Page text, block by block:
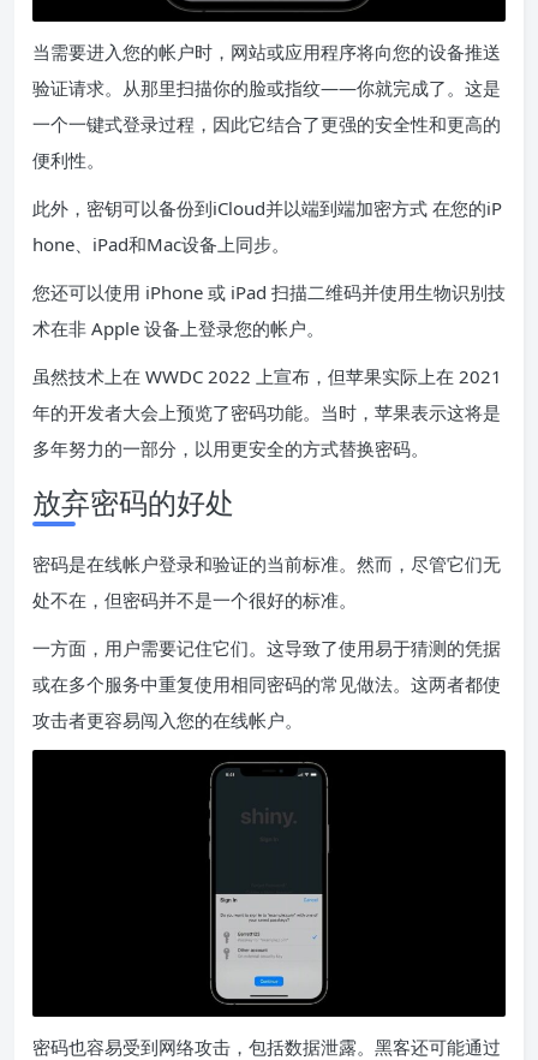
当需要进入您的帐户时，网站或应用程序将向您的设备推送
验证请求。从那里扫描你的脸或指纹——你就完成了。这是
一个一键式登录过程，因此它结合了更强的安全性和更高的
便利性。
此外，密钥可以备份到iCloud并以端到端加密方式 在您的iP
hone、 iPad和Mac设备上同步。
您还可以使用 iPhone 或 iPad 扫描二维码并使用生物识别技
术在非 Apple 设备上登录您的帐户。
虽然技术上在 WWDC 2022 上宣布，但苹果实际上在 2021
年的开发者大会上预览了密码功能。当时，苹果表示这将是
多年努力的一部分，以用更安全的方式替换密码。
放弃密码的好处
密码是在线帐户登录和验证的当前标准。然而，尽管它们无
处不在，但密码并不是一个很好的标准。
一方面，用户需要记住它们。这导致了使用易于猜测的凭据
或在多个服务中重复使用相同密码的常见做法。这两者都使
攻击者更容易闯入您的在线帐户。
密码也容易受到网络攻击，包括数据泄露。黑客还可能通过